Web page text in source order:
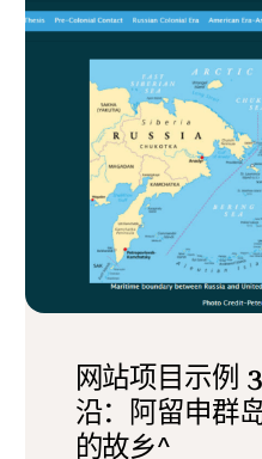
网站项目示例
沿：阿留申群
的故乡^